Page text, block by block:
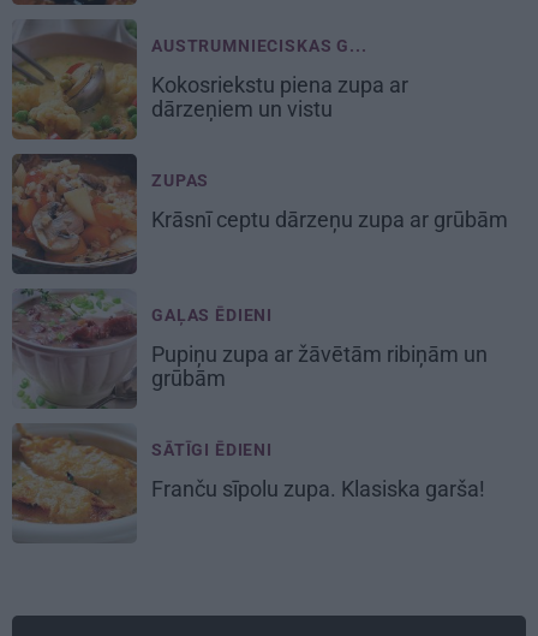
AUSTRUMNIECISKAS G...
Kokosriekstu piena zupa ar
dārzeņiem un vistu
ZUPAS
Krāsnī ceptu dārzeņu zupa ar grūbām
GAĻAS ĒDIENI
Pupiņu zupa ar žāvētām ribiņām un
grūbām
SĀTĪGI ĒDIENI
Franču sīpolu zupa. Klasiska garša!